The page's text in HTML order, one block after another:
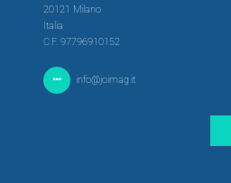
20121 Milano
Italia
C.F. 97796910152
info@joimag.it